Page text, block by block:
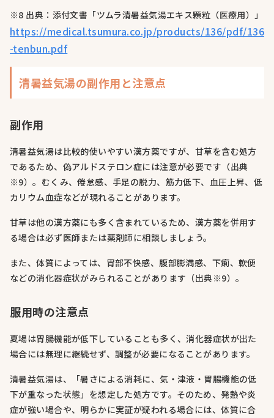
※8 出典：添付文書「ツムラ清暑益気湯エキス顆粒（医療用）」
https://medical.tsumura.co.jp/products/136/pdf/136
-tenbun.pdf
清暑益気湯の副作用と注意点
副作用
清暑益気湯は比較的使いやすい漢方薬ですが、甘草を含む処方
であるため、偽アルドステロン症には注意が必要です（出典
※9）。むくみ、倦怠感、手足の脱力、筋力低下、血圧上昇、低
カリウム血症などが現れることがあります。
甘草は他の漢方薬にも多く含まれているため、漢方薬を併用す
る場合は必ず医師または薬剤師に相談しましょう。
また、体質によっては、胃部不快感、腹部膨満感、下痢、軟便
などの消化器症状がみられることがあります（出典※9）。
服用時の注意点
夏場は胃腸機能が低下していることも多く、消化器症状が出た
場合には無理に継続せず、調整が必要になることがあります。
清暑益気湯は、「暑さによる消耗に、気・津液・胃腸機能の低
下が重なった状態」を想定した処方です。そのため、発熱や炎
症が強い場合や、明らかに実証が疑われる場合には、体質に合